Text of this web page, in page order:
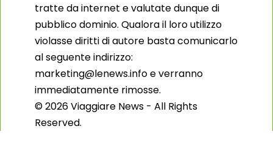
tratte da internet e valutate dunque di
pubblico dominio. Qualora il loro utilizzo
violasse diritti di autore basta comunicarlo
al seguente indirizzo:
marketing@lenews.info e verranno
immediatamente rimosse.
© 2026 Viaggiare News - All Rights
Reserved.